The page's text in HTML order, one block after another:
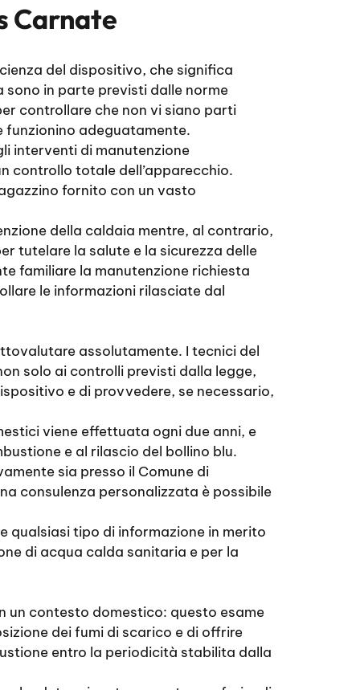
Carnate
del dispositivo, che significa
in parte previsti dalle norme
controllare che non vi siano parti
funzionino adeguatamente.
interventi di manutenzione
controllo totale dell’apparecchio.
fornito con un vasto
della caldaia mentre, al contrario,
tutelare la salute e la sicurezza delle
familiare la manutenzione richiesta
le informazioni rilasciate dal
assolutamente. I tecnici del
solo ai controlli previsti dalla legge,
e di provvedere, se necessario,
viene effettuata ogni due anni, e
e al rilascio del bollino blu.
sia presso il Comune di
consulenza personalizzata è possibile
qualsiasi tipo di informazione in merito
di acqua calda sanitaria e per la
un contesto domestico: questo esame
dei fumi di scarico e di offrire
entro la periodicità stabilita dalla